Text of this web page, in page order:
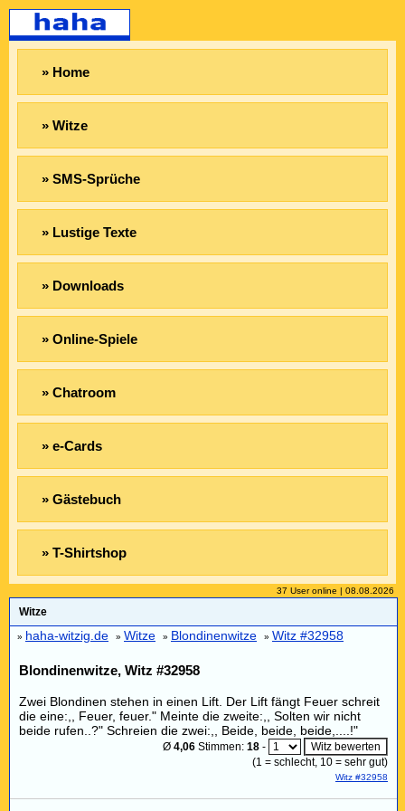
» Home
» Witze
» SMS-Sprüche
» Lustige Texte
» Downloads
» Online-Spiele
» Chatroom
» e-Cards
» Gästebuch
» T-Shirtshop
37 User online | 08.08.2026
Witze
» haha-witzig.de » Witze » Blondinenwitze » Witz #32958
Blondinenwitze, Witz #32958
Zwei Blondinen stehen in einen Lift. Der Lift fängt Feuer schreit
die eine:,, Feuer, feuer." Meinte die zweite:,, Solten wir nicht
beide rufen..?" Schreien die zwei:,, Beide, beide, beide,....!"
Ø 4,06 Stimmen: 18 -
(1 = schlecht, 10 = sehr gut)
Witz #32958